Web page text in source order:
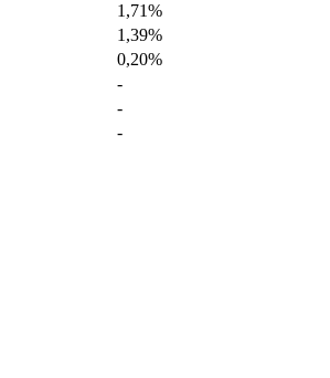
1,71%
1,39%
0,20%
-
-
-